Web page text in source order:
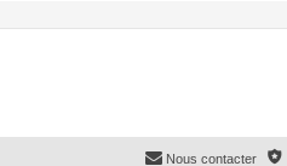
Nous contacter